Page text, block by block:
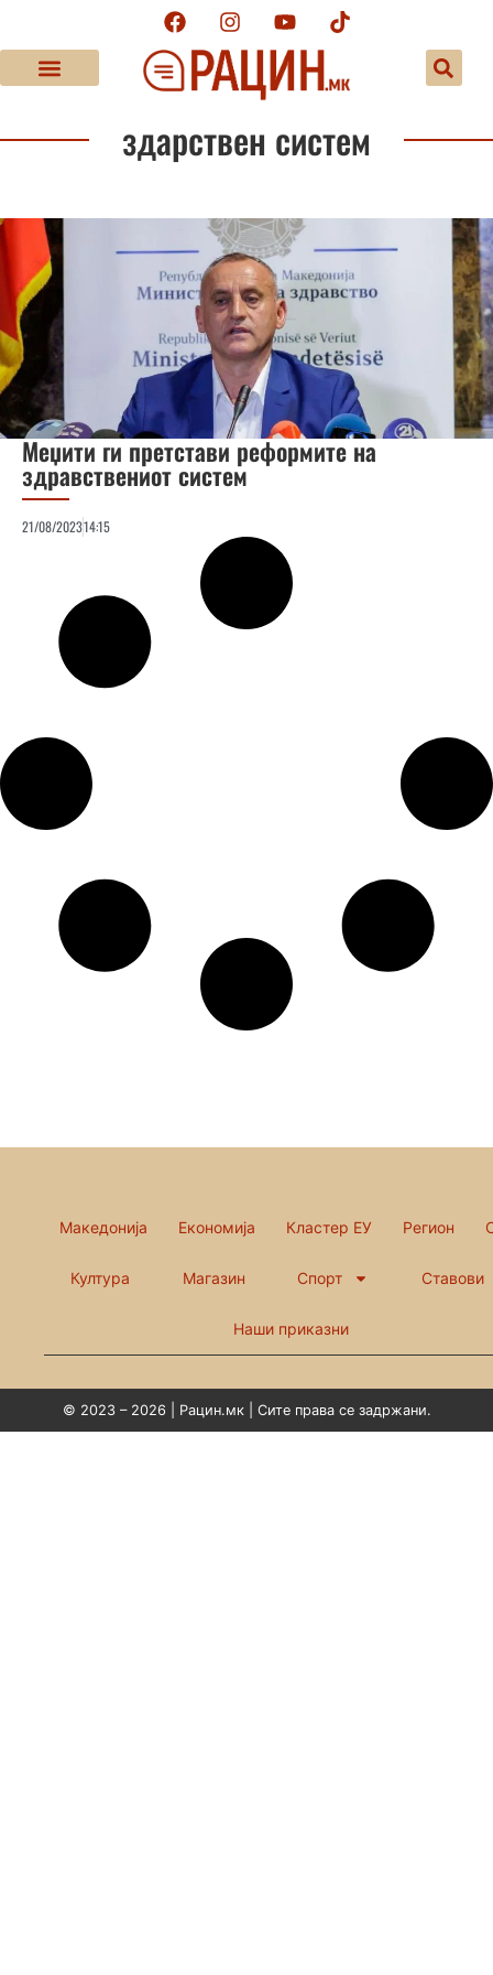
здарствен систем
Меџити ги претстави реформите на
здравствениот систем
21/08/202314:15
Македонија Економија Кластер ЕУ Регион
Култура Магазин Спорт Ставови
Наши приказни
© 2023 – 2026 | Рацин.мк | Сите права се задржани.